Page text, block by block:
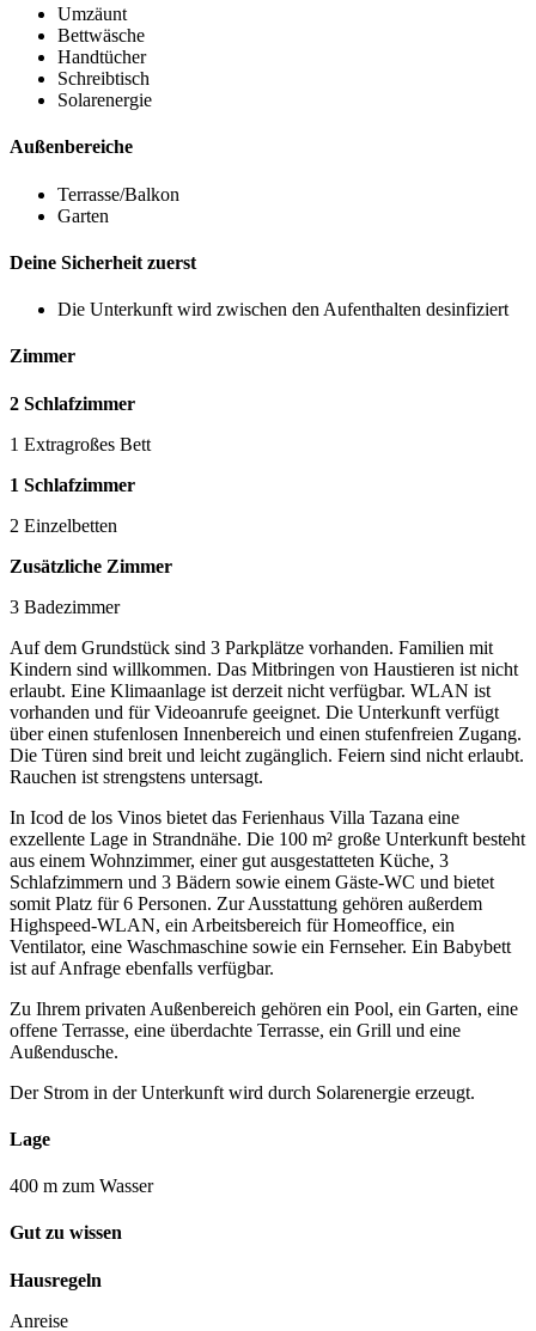
Umzäunt
Bettwäsche
Handtücher
Schreibtisch
Solarenergie
Außenbereiche
Terrasse/Balkon
Garten
Deine Sicherheit zuerst
Die Unterkunft wird zwischen den Aufenthalten desinfiziert
Zimmer
2 Schlafzimmer
1 Extragroßes Bett
1 Schlafzimmer
2 Einzelbetten
Zusätzliche Zimmer
3 Badezimmer
Auf dem Grundstück sind 3 Parkplätze vorhanden. Familien mit
Kindern sind willkommen. Das Mitbringen von Haustieren ist nicht
erlaubt. Eine Klimaanlage ist derzeit nicht verfügbar. WLAN ist
vorhanden und für Videoanrufe geeignet. Die Unterkunft verfügt
über einen stufenlosen Innenbereich und einen stufenfreien Zugang.
Die Türen sind breit und leicht zugänglich. Feiern sind nicht erlaubt.
Rauchen ist strengstens untersagt.
In Icod de los Vinos bietet das Ferienhaus Villa Tazana eine
exzellente Lage in Strandnähe. Die 100 m² große Unterkunft besteht
aus einem Wohnzimmer, einer gut ausgestatteten Küche, 3
Schlafzimmern und 3 Bädern sowie einem Gäste-WC und bietet
somit Platz für 6 Personen. Zur Ausstattung gehören außerdem
Highspeed-WLAN, ein Arbeitsbereich für Homeoffice, ein
Ventilator, eine Waschmaschine sowie ein Fernseher. Ein Babybett
ist auf Anfrage ebenfalls verfügbar.
Zu Ihrem privaten Außenbereich gehören ein Pool, ein Garten, eine
offene Terrasse, eine überdachte Terrasse, ein Grill und eine
Außendusche.
Der Strom in der Unterkunft wird durch Solarenergie erzeugt.
Lage
400 m zum Wasser
Gut zu wissen
Hausregeln
Anreise